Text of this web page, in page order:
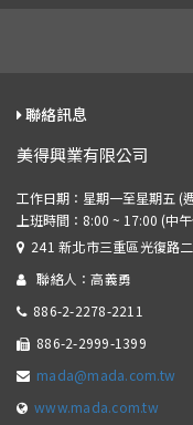
聯絡訊息
美得興業有限公司
241 新北市三重區光復路
聯絡人：高義勇
886-2-2278-2211
886-2-2999-1399
mada@mada.com.tw
www.mada.com.tw